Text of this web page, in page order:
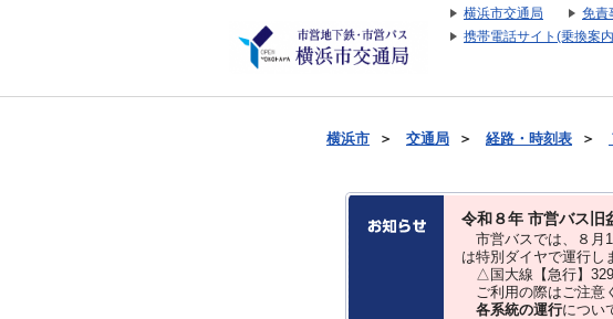
横浜市交通局 免責
携帯電話サイト(乗換案
横浜市 ＞ 交通局 ＞ 経路・時刻表 ＞
令和８年 市営バス旧
市営バスでは、８⽉
は特別ダイヤで運⾏し
△国大線【急行】329
ご利用の際はご注意
各系統の運行につい